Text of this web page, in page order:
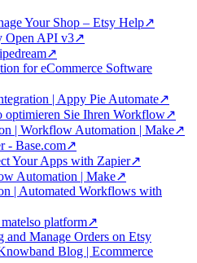
Your Shop – Etsy Help↗
Open API v3↗
↗
for eCommerce Software
| Appy Pie Automate↗
optimieren Sie Ihren Workflow↗
| Workflow Automation | Make↗
- Base.com↗
Your Apps with Zapier↗
Automation | Make↗
| Automated Workflows with
platform↗
and Manage Orders on Etsy
Blog | Ecommerce